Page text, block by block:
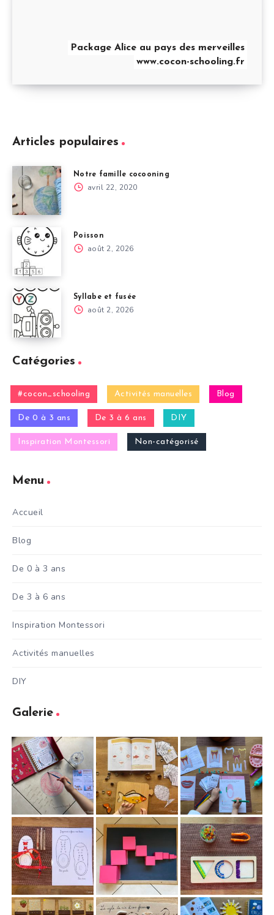
Package Alice au pays des merveilles
www.cocon-schooling.fr
Articles populaires
Notre famille cocooning
avril 22, 2020
Poisson
août 2, 2026
Syllabe et fusée
août 2, 2026
Catégories
#cocon_schooling Activités manuelles Blog
De 0 à 3 ans De 3 à 6 ans DIY
Inspiration Montessori Non-catégorisé
Menu
Accueil
Blog
De 0 à 3 ans
De 3 à 6 ans
Inspiration Montessori
Activités manuelles
DIY
Galerie